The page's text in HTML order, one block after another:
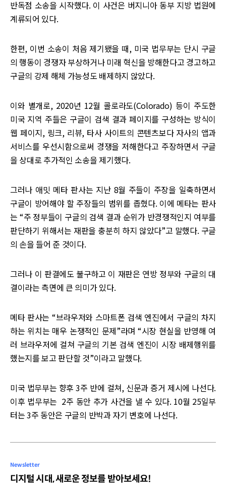
반독점 소송을 시작했다. 이 사건은 버지니아 동부 지방 법원에
계류되어 있다.
한편, 이번 소송이 처음 제기됐을 때, 미국 법무부는 단시 구글
의 행동이 경쟁자 부상하거나 미래 혁신을 방해한다고 경고하고
구글의 강제 해체 가능성도 배제하지 않았다.
이와 별개로, 2020년 12월 콜로라도(Colorado) 등이 주도한
미국 지역 주들은 구글이 검색 결과 페이지를 구성하는 방식이
웹 페이지, 링크, 리뷰, 타사 사이트의 콘텐츠보다 자사의 앱과
서비스를 우선시함으로써 경쟁을 저해한다고 주장하면서 구글
을 상대로 추가적인 소송을 제기했다.
그러나 애밋 메타 판사는 지난 8월 주들이 주장을 일축하면서
구글이 방어해야 할 주장들의 범위를 좁혔다. 이에 메타는 판사
는 “주 정부들이 구글의 검색 결과 순위가 반경쟁적인지 여부를
판단하기 위해서는 재판을 충분히 하지 않았다”고 말했다. 구글
의 손을 들어 준 것이다.
그러나 이 판결에도 불구하고 이 재판은 연방 정부와 구글의 대
결이라는 측면에 큰 의미가 있다.
메타 판사는 “브라우저와 스마트폰 검색 엔진에서 구글의 차지
하는 위치는 매우 논쟁적인 문제”라며 “시장 현실을 반영해 여
러 브라우저에 걸쳐 구글의 기본 검색 엔진이 시장 배제행위를
했는지를 보고 판단할 것”이라고 말했다.
미국 법무부는 향후 3주 반에 걸쳐, 신문과 증거 제시에 나선다.
이후 법무부는 2주 동안 추가 사건을 낼 수 있다. 10월 25일부
터는 3주 동안은 구글의 반박과 자기 변호에 나선다.
Newsletter
디지털 시대, 새로운 정보를 받아보세요!